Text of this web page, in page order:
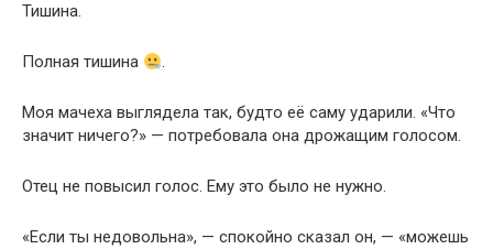
Тишина.
Полная тишина .
Моя мачеха выглядела так, будто её саму ударили. «Что
значит ничего?» — потребовала она дрожащим голосом.
Отец не повысил голос. Ему это было не нужно.
«Если ты недовольна», — спокойно сказал он, — «можешь